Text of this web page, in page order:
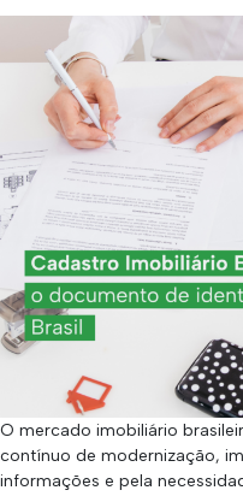
O mercado imobiliário
contínuo de modernização,
informações e pela